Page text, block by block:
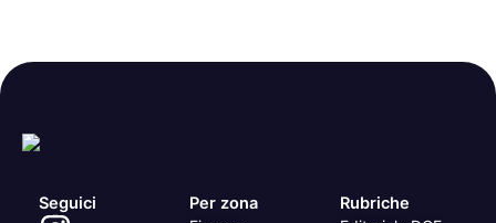
Seguici Per zona Rubriche